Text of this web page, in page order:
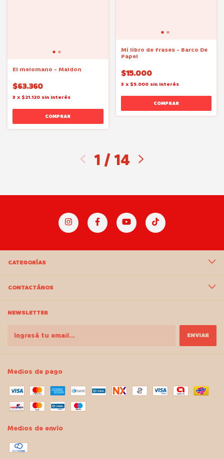
El melomano - Maldon
$63.360
3 x $21.120 sin interés
Mi libro de frases - Barco De
Papel
$15.000
3 x $5.000 sin interés
1 /14
CATEGORÍAS
CONTACTÁNOS
NEWSLETTER
Medios de pago
Medios de envío